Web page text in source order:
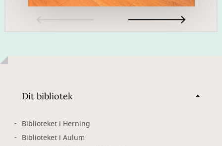
Dit bibliotek
Biblioteket i Herning
Biblioteket i Aulum